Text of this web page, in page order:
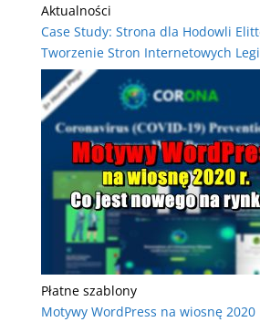
Aktualności
Case Study: Strona dla Hodowli
Tworzenie Stron Internetowych
Płatne szablony
Motywy WordPress na wiosnę